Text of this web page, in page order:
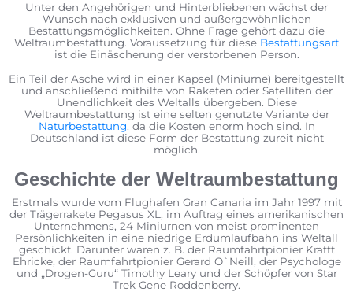
Unter den Angehörigen und Hinterbliebenen wächst der
Wunsch nach exklusiven und außergewöhnlichen
Bestattungsmöglichkeiten. Ohne Frage gehört dazu die
Weltraumbestattung. Voraussetzung für diese Bestattungsart
ist die Einäscherung der verstorbenen Person.
Ein Teil der Asche wird in einer Kapsel (Miniurne) bereitgestellt
und anschließend mithilfe von Raketen oder Satelliten der
Unendlichkeit des Weltalls übergeben. Diese
Weltraumbestattung ist eine selten genutzte Variante der
Naturbestattung, da die Kosten enorm hoch sind. In
Deutschland ist diese Form der Bestattung zureit nicht
möglich.
Geschichte der Weltraumbestattung
Erstmals wurde vom Flughafen Gran Canaria im Jahr 1997 mit
der Trägerrakete Pegasus XL, im Auftrag eines amerikanischen
Unternehmens, 24 Miniurnen von meist prominenten
Persönlichkeiten in eine niedrige Erdumlaufbahn ins Weltall
geschickt. Darunter waren z. B. der Raumfahrtpionier Krafft
Ehricke, der Raumfahrtpionier Gerard O`Neill, der Psychologe
und „Drogen-Guru“ Timothy Leary und der Schöpfer von Star
Trek Gene Roddenberry.